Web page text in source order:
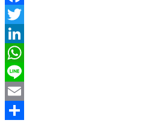
Facebook
Twitter
LinkedIn
WhatsApp
Line
Email